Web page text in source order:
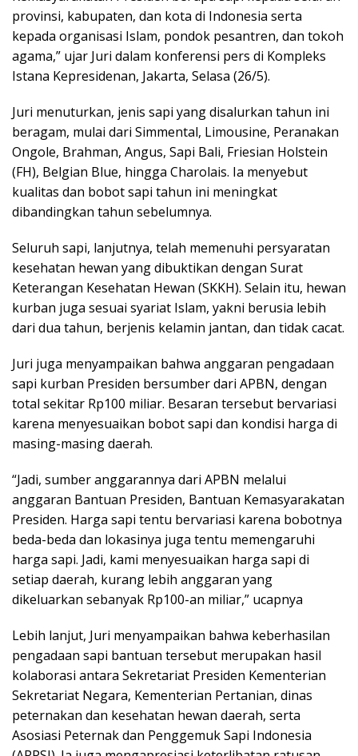
provinsi, kabupaten, dan kota di Indonesia serta
kepada organisasi Islam, pondok pesantren, dan tokoh
agama,” ujar Juri dalam konferensi pers di Kompleks
Istana Kepresidenan, Jakarta, Selasa (26/5).
Juri menuturkan, jenis sapi yang disalurkan tahun ini
beragam, mulai dari Simmental, Limousine, Peranakan
Ongole, Brahman, Angus, Sapi Bali, Friesian Holstein
(FH), Belgian Blue, hingga Charolais. Ia menyebut
kualitas dan bobot sapi tahun ini meningkat
dibandingkan tahun sebelumnya.
Seluruh sapi, lanjutnya, telah memenuhi persyaratan
kesehatan hewan yang dibuktikan dengan Surat
Keterangan Kesehatan Hewan (SKKH). Selain itu, hewan
kurban juga sesuai syariat Islam, yakni berusia lebih
dari dua tahun, berjenis kelamin jantan, dan tidak cacat.
Juri juga menyampaikan bahwa anggaran pengadaan
sapi kurban Presiden bersumber dari APBN, dengan
total sekitar Rp100 miliar. Besaran tersebut bervariasi
karena menyesuaikan bobot sapi dan kondisi harga di
masing-masing daerah.
“Jadi, sumber anggarannya dari APBN melalui
anggaran Bantuan Presiden, Bantuan Kemasyarakatan
Presiden. Harga sapi tentu bervariasi karena bobotnya
beda-beda dan lokasinya juga tentu memengaruhi
harga sapi. Jadi, kami menyesuaikan harga sapi di
setiap daerah, kurang lebih anggaran yang
dikeluarkan sebanyak Rp100-an miliar,” ucapnya
Lebih lanjut, Juri menyampaikan bahwa keberhasilan
pengadaan sapi bantuan tersebut merupakan hasil
kolaborasi antara Sekretariat Presiden Kementerian
Sekretariat Negara, Kementerian Pertanian, dinas
peternakan dan kesehatan hewan daerah, serta
Asosiasi Peternak dan Penggemuk Sapi Indonesia